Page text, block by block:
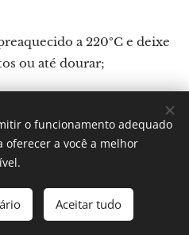
a 220ºC e deixe
ou até dourar;
Silveira Nicoletti
o funcionamento adequado
oferecer a você a melhor
Aceitar tudo